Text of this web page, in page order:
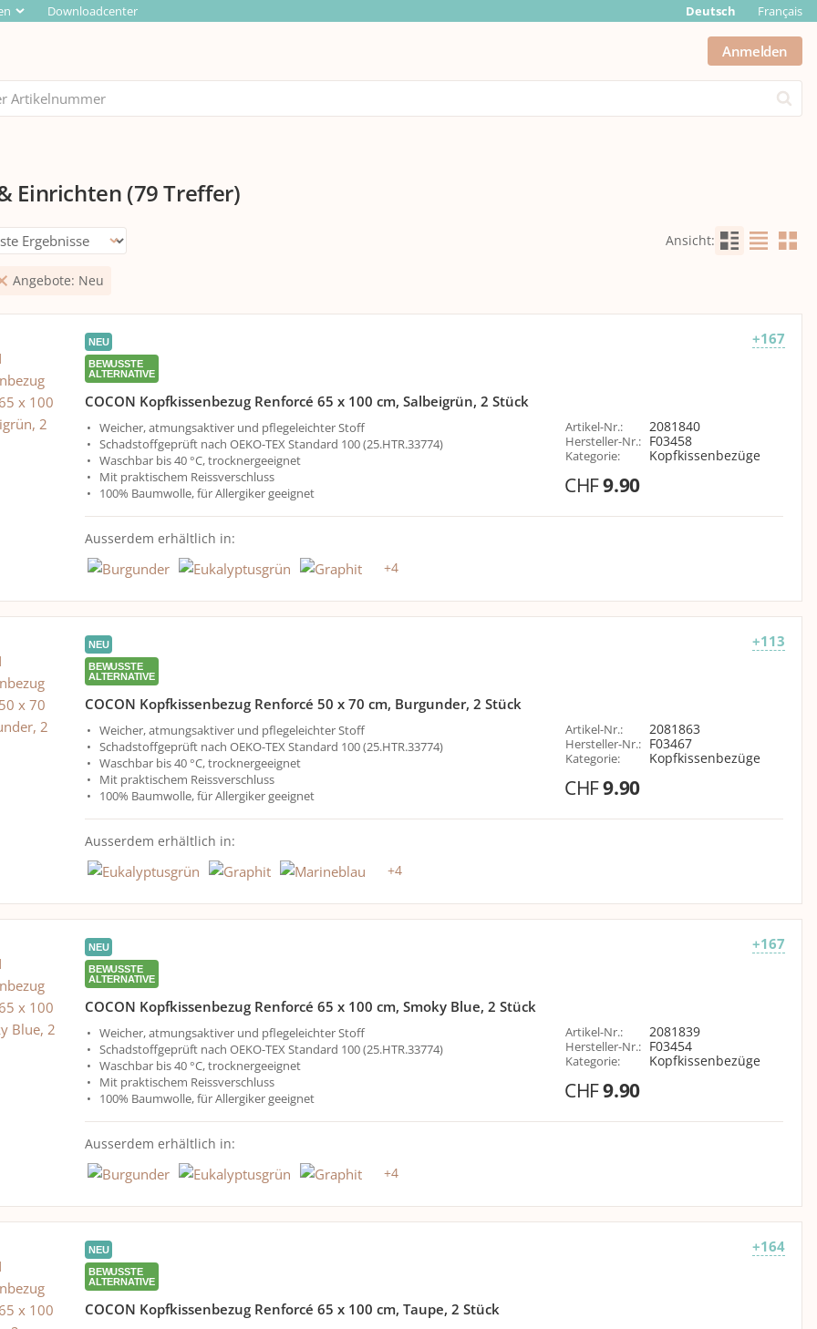
Downloadcenter Deutsch Français
Anmelden
Einrichten (79 Treffer)
Ansicht:
Angebote: Neu
+167
NEU
BEWUSSTE
ALTERNATIVE
COCON Kopfkissenbezug Renforcé 65 x 100 cm, Salbeigrün, 2 Stück
Weicher, atmungsaktiver und pflegeleichter Stoff
Schadstoffgeprüft nach OEKO-TEX Standard 100 (25.HTR.33774)
Waschbar bis 40 °C, trocknergeeignet
Mit praktischem Reissverschluss
100% Baumwolle, für Allergiker geeignet
Artikel-Nr.: 2081840
Hersteller-Nr.: F03458
Kategorie: Kopfkissenbezüge
CHF9.90
Ausserdem erhältlich in:
+4
+113
NEU
BEWUSSTE
ALTERNATIVE
COCON Kopfkissenbezug Renforcé 50 x 70 cm, Burgunder, 2 Stück
Weicher, atmungsaktiver und pflegeleichter Stoff
Schadstoffgeprüft nach OEKO-TEX Standard 100 (25.HTR.33774)
Waschbar bis 40 °C, trocknergeeignet
Mit praktischem Reissverschluss
100% Baumwolle, für Allergiker geeignet
Artikel-Nr.: 2081863
Hersteller-Nr.: F03467
Kategorie: Kopfkissenbezüge
CHF9.90
Ausserdem erhältlich in:
+4
+167
NEU
BEWUSSTE
ALTERNATIVE
COCON Kopfkissenbezug Renforcé 65 x 100 cm, Smoky Blue, 2 Stück
Weicher, atmungsaktiver und pflegeleichter Stoff
Schadstoffgeprüft nach OEKO-TEX Standard 100 (25.HTR.33774)
Waschbar bis 40 °C, trocknergeeignet
Mit praktischem Reissverschluss
100% Baumwolle, für Allergiker geeignet
Artikel-Nr.: 2081839
Hersteller-Nr.: F03454
Kategorie: Kopfkissenbezüge
CHF9.90
Ausserdem erhältlich in:
+4
+164
NEU
BEWUSSTE
ALTERNATIVE
COCON Kopfkissenbezug Renforcé 65 x 100 cm, Taupe, 2 Stück